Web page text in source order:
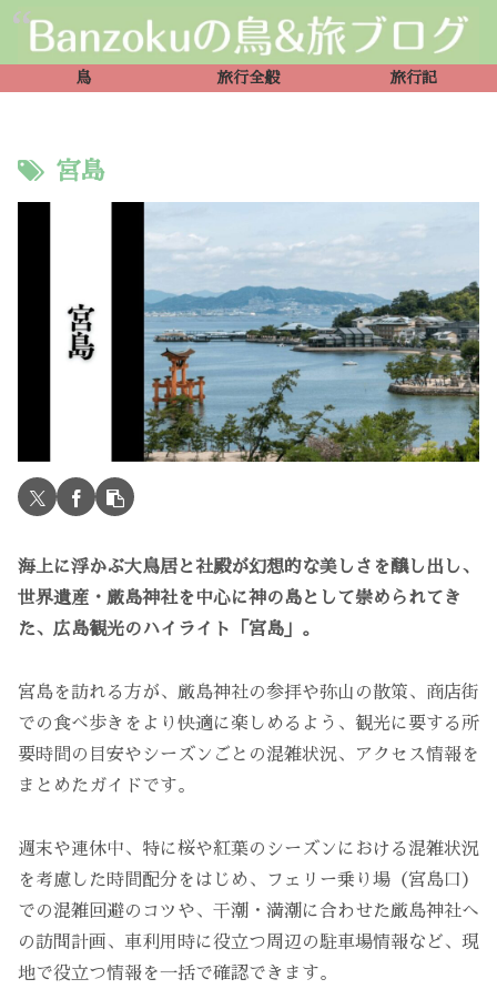
鳥 旅行全般 旅行記
宮島
海上に浮かぶ大鳥居と社殿が幻想的な美しさを醸し出し、
世界遺産・厳島神社を中心に神の島として崇められてき
た、広島観光のハイライト「宮島」。
宮島を訪れる方が、厳島神社の参拝や弥山の散策、商店街
での食べ歩きをより快適に楽しめるよう、観光に要する所
要時間の目安やシーズンごとの混雑状況、アクセス情報を
まとめたガイドです。
週末や連休中、特に桜や紅葉のシーズンにおける混雑状況
を考慮した時間配分をはじめ、フェリー乗り場（宮島口）
での混雑回避のコツや、干潮・満潮に合わせた厳島神社へ
の訪問計画、車利用時に役立つ周辺の駐車場情報など、現
地で役立つ情報を一括で確認できます。